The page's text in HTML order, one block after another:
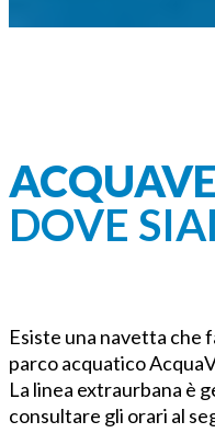
DOVE
Esiste una navetta che
parco acquatico
La linea extraurbana è
consultare gli orari al